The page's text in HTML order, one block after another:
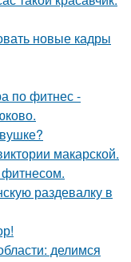
новые кадры
по фитнес -
макарской.
фитнесом.
раздевалку в
делимся